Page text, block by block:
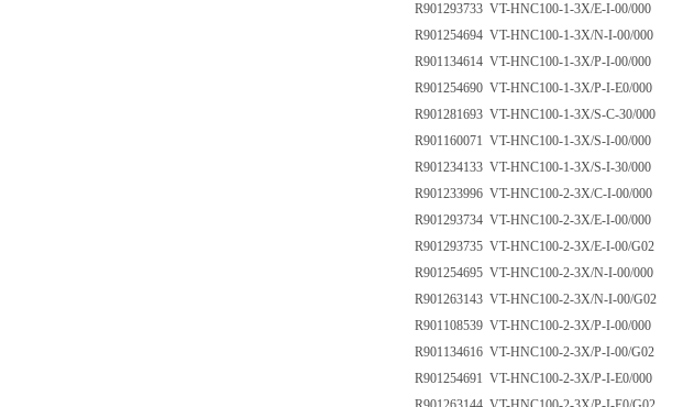
R901293733 VT-HNC100-1-3X/E-I-00/000
R901254694 VT-HNC100-1-3X/N-I-00/000
R901134614 VT-HNC100-1-3X/P-I-00/000
R901254690 VT-HNC100-1-3X/P-I-E0/000
R901281693 VT-HNC100-1-3X/S-C-30/000
R901160071 VT-HNC100-1-3X/S-I-00/000
R901234133 VT-HNC100-1-3X/S-I-30/000
R901233996 VT-HNC100-2-3X/C-I-00/000
R901293734 VT-HNC100-2-3X/E-I-00/000
R901293735 VT-HNC100-2-3X/E-I-00/G02
R901254695 VT-HNC100-2-3X/N-I-00/000
R901263143 VT-HNC100-2-3X/N-I-00/G02
R901108539 VT-HNC100-2-3X/P-I-00/000
R901134616 VT-HNC100-2-3X/P-I-00/G02
R901254691 VT-HNC100-2-3X/P-I-E0/000